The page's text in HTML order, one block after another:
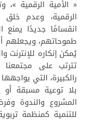
« الأمية الرقمية »،
الرقمية، وعدم خلق
انقسامًا جديدًا
طموحاتهم، ويجعلهم
يُمكن إنكاره للإنترنت
تترتب على مجتمعنا
رالكبيرة، التي
بلا توعية مسبقة
المشروع والندوة
للتنمية كمنظمة